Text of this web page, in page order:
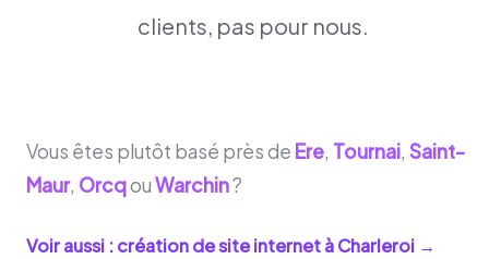
clients, pas pour nous.
Vous êtes plutôt basé près de Ere, Tournai, Saint-
Maur, OrcqouWarchin?
Voir aussi : création de site internet àCharleroi →